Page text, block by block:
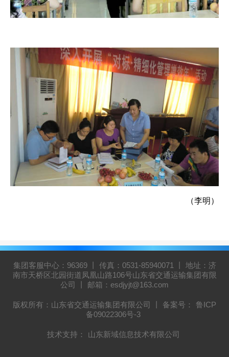
（李明）
集团客服中心：96369 丨 传真：0531-85940071 丨 地址：济
南市天桥区北园街道凤凰山路106号山东省交通运输集团有限
公司 丨 邮箱：esdjyjt@163.com
版权所有：山东省交通运输集团有限公司 丨 备案号：
鲁ICP
备09022306号-3
技术支持： 山东新域信息技术有限公司